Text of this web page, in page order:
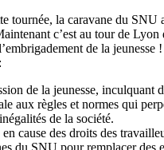
tournée, la caravane du SNU
c’est au tour de Lyon
de la jeunesse
de la jeunesse, inculquant
aux règles et normes qui
de la société.
cause des droits des
du SNU pour remplacer des